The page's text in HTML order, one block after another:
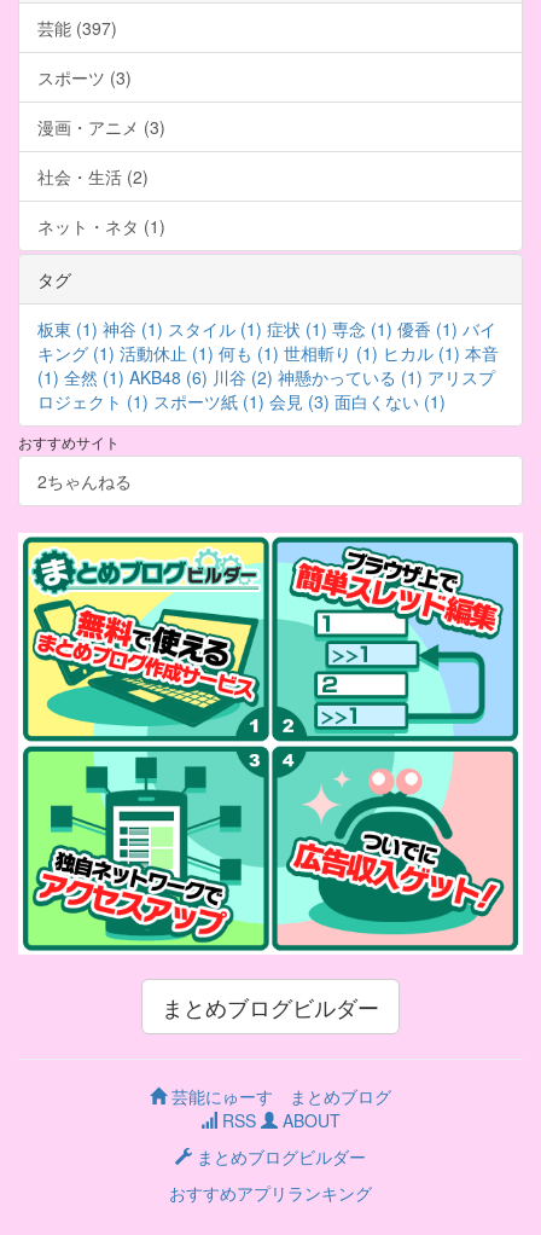
芸能 (397)
スポーツ (3)
漫画・アニメ (3)
社会・生活 (2)
ネット・ネタ (1)
タグ
板東 (1) 神谷 (1) スタイル (1) 症状 (1) 専念 (1) 優香 (1) バイ
キング (1) 活動休止 (1) 何も (1) 世相斬り (1) ヒカル (1) 本音
(1) 全然 (1) AKB48 (6) 川谷 (2) 神懸かっている (1) アリスプ
ロジェクト (1) スポーツ紙 (1) 会見 (3) 面白くない (1)
おすすめサイト
2ちゃんねる
まとめブログビルダー
芸能にゅーす まとめブログ
RSS
ABOUT
まとめブログビルダー
おすすめアプリランキング